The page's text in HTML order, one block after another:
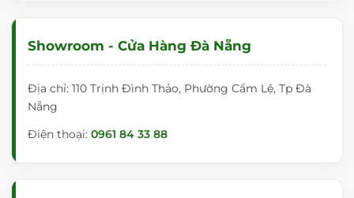
Showroom - Cửa Hàng Đà Nẵng
Địa chỉ: 110 Trịnh Đình Thảo, Phường Cẩm Lệ, Tp Đà
Nẵng
Điện thoại: 0961 84 33 88